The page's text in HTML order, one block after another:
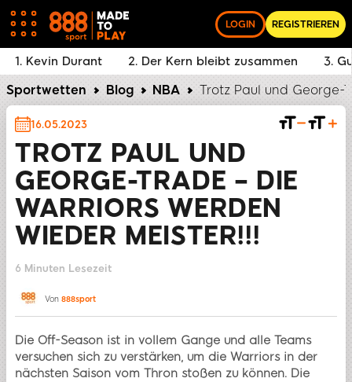
LOGIN REGISTRIEREN
Sportwetten Blog NBA Trotz Paul und George-
TROTZ PAUL UND
GEORGE-TRADE – DIE
WARRIORS WERDEN
WIEDER MEISTER!!!
16.05.2023
6 Minuten Lesezeit
Von 888sport
Die Off-Season ist in vollem Gange und alle Teams
versuchen sich zu verstärken, um die Warriors in der
nächsten Saison vom Thron stoßen zu können. Die
1. Kevin Durant 2. Der Kern bleibt zusammen 3.